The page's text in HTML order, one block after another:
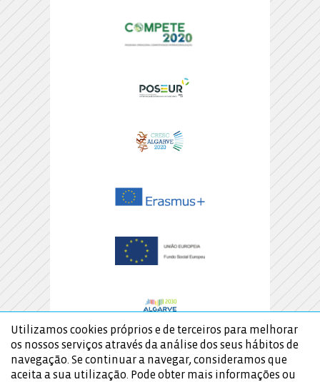
Utilizamos cookies próprios e de terceiros para melhorar
os nossos serviços através da análise dos seus hábitos de
navegação. Se continuar a navegar, consideramos que
aceita a sua utilização. Pode obter mais informações ou